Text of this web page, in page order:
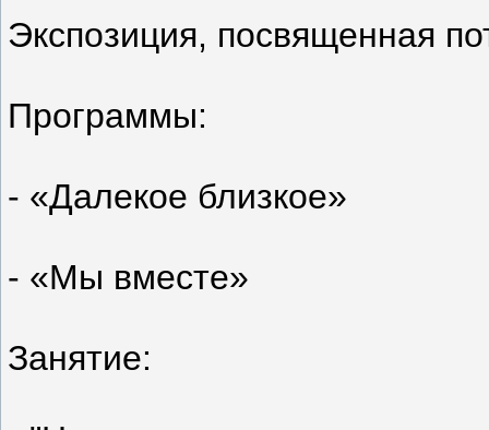
Экспозиция, посвященная
Программы:
- «Далекое близкое»
- «Мы вместе»
Занятие: